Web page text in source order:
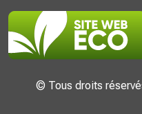
© Tous droits